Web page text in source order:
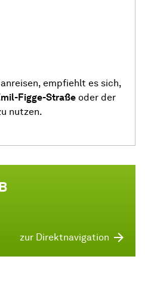
empfiehlt es sich,
Figge-Straße oder der
nutzen.
zur Direktnavigation